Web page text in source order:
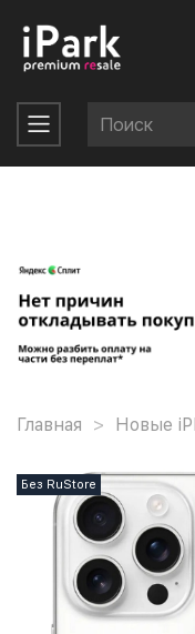
Главная Новые
Без RuStore